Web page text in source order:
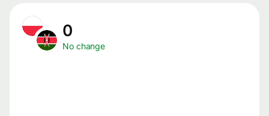
0
No change